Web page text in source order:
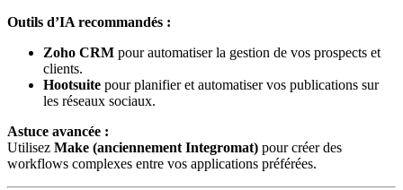
Outils d’IA recommandés :
Zoho CRM pour automatiser la gestion de vos prospects et
clients.
Hootsuite pour planifier et automatiser vos publications sur
les réseaux sociaux.
Astuce avancée :
Utilisez Make (anciennement Integromat) pour créer des
workflows complexes entre vos applications préférées.